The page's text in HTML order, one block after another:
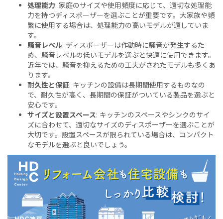
処理能力: 家庭のサイズや使用頻度に応じて、適切な処理能
力を持つディスポーザーを選ぶことが重要です。大家族や頻
繁に使用する場合は、処理能力の高いモデルが適していま
す。
騒音レベル: ディスポーザーは作動時に騒音が発生するた
め、騒音レベルの低いモデルを選ぶと快適に使用できます。
近年では、騒音を抑えるための工夫がされたモデルも多くあ
ります。
耐久性と保証: キッチンの設備は長期間使用するものなの
で、耐久性が高く、長期間の保証がついている製品を選ぶと
安心です。
サイズと設置スペース: キッチンのスペースやシンクのサイ
ズに合わせて、適切なサイズのディスポーザーを選ぶことが
大切です。設置スペースが限られている場合は、コンパクト
なモデルを選ぶと良いでしょう。